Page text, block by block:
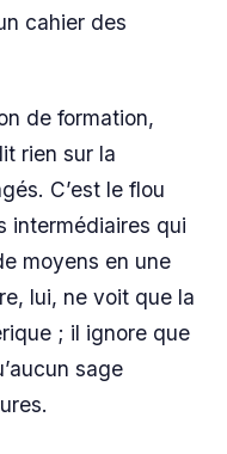
cahier des
de formation,
rien sur la
C’est le flou
intermédiaires qui
moyens en une
lui, ne voit que la
; il ignore que
sage